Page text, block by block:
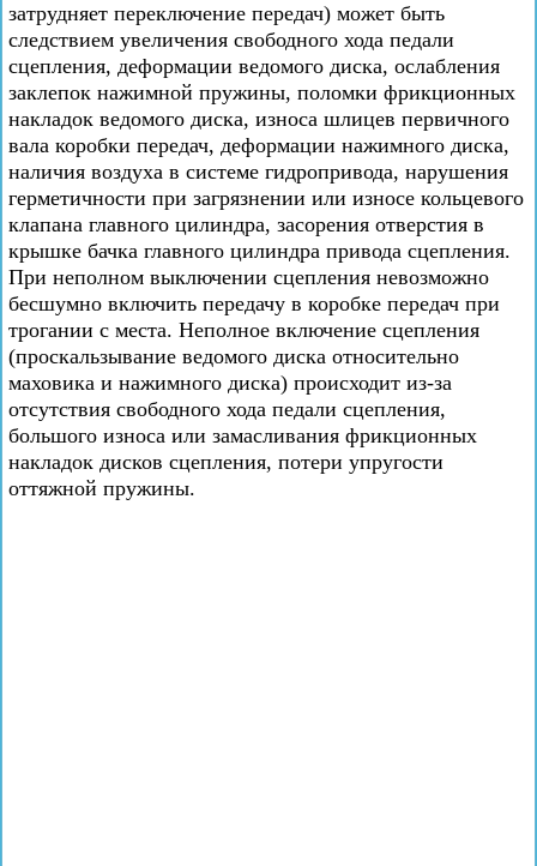
затрудняет переключение передач) может быть
следствием увеличения свободного хода педали
сцепления, деформации ведомого диска, ослабления
заклепок нажимной пружины, поломки фрикционных
накладок ведомого диска, износа шлицев первичного
вала коробки передач, деформации нажимного диска,
наличия воздуха в системе гидропривода, нарушения
герметичности при загрязнении или износе кольцевого
клапана главного цилиндра, засорения отверстия в
крышке бачка главного цилиндра привода сцепления.
При неполном выключении сцепления невозможно
бесшумно включить передачу в коробке передач при
трогании с места. Неполное включение сцепления
(проскальзывание ведомого диска относительно
маховика и нажимного диска) происходит из-за
отсутствия свободного хода педали сцепления,
большого износа или замасливания фрикционных
накладок дисков сцепления, потери упругости
оттяжной пружины.